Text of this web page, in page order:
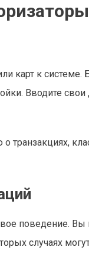
карт к
Вводите
поведение.
случаях